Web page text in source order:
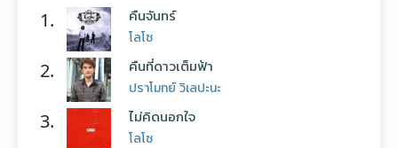
1. คืนจันทร์
โลโซ
2. คืนที่ดาวเต็มฟ้า
ปราโมทย์ วิเลปะนะ
3. ไม่คิดนอกใจ
โลโซ